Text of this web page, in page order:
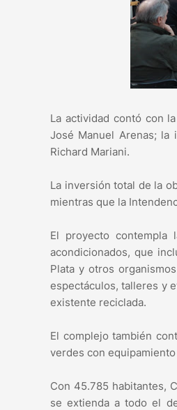
La actividad contó con
José Manuel Arenas; la
Richard Mariani.
La inversión total de la
mientras que la
El proyecto contempla
acondicionados, que
Plata y otros
espectáculos, talleres y
existente reciclada.
El complejo también
verdes con
Con 45.785 habitantes,
se extienda a todo el